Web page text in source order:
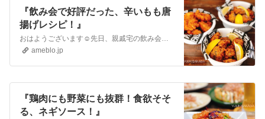
『飲み会で好評だった、辛いもも唐
揚げレシピ！』
おはようございます☺︎先日、親戚宅の飲み会に行く際差し入れつまみで作った唐揚げ合計1kg。バジル塩唐揚げは気に入って貰っていて毎回恒例。✏︎バジル塩唐揚げのレ…
ameblo.jp
『鶏肉にも野菜にも抜群！食欲そそ
る、ネギソース！』